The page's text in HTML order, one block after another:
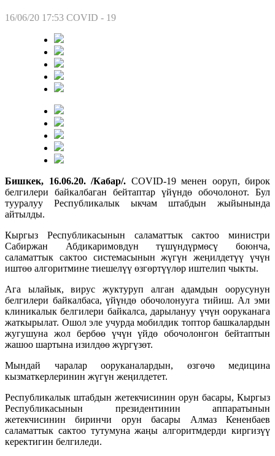
16/06/20 17:53 COVID - 19
Бишкек, 16.06.20. /Кабар/. COVID-19 менен ооруп, бирок
белгилери байкалбаган бейтаптар үйүндө обочолонот. Бул
тууралуу Республикалык ыкчам штабдын жыйынында
айтылды.
Кыргыз Республикасынын саламаттык сактоо министри
Сабиржан Абдикаримовдун түшүндүрмөсү боюнча,
саламаттык сактоо системасынын жүгүн жеңилдетүү үчүн
иштөө алгоритмине тиешелүү өзгөртүүлөр иштелип чыкты.
Ага ылайык, вирус жуктуруп алган адамдын оорусунун
белгилери байкалбаса, үйүндө обочолонууга тийиш. Ал эми
клиникалык белгилери байкалса, дарылануу үчүн ооруканага
жаткырылат. Ошол эле учурда мобилдик топтор башкалардын
жугушуна жол бербөө үчүн үйдө обочолонгон бейтаптын
жашоо шартына изилдөө жүргүзөт.
Мындай чаралар ооруканалардын, өзгөчө медицина
кызматкерлеринин жүгүн жеңилдетет.
Республикалык штабдын жетекчисинин орун басары, Кыргыз
Республикасынын президентинин аппаратынын
жетекчисинин биринчи орун басары Алмаз Кененбаев
саламаттык сактоо тутумуна жаңы алгоритмдерди киргизүү
керектигин белгиледи.